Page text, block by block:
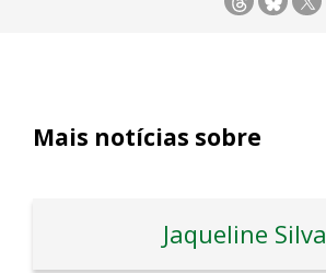
Mais notícias sobre
Jaqueline Silva